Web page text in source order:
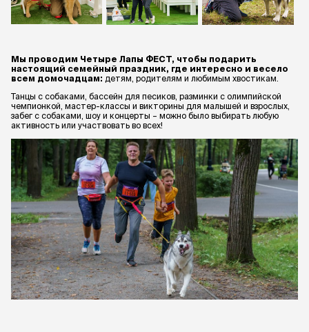
Мы проводим Четыре Лапы ФЕСТ, чтобы подарить
настоящий семейный праздник, где интересно и весело
всем домочадцам: детям, родителям и любимым хвостикам.
Танцы с собаками, бассейн для песиков, разминки с олимпийской
чемпионкой, мастер-классы и викторины для малышей и взрослых,
забег с собаками, шоу и концерты – можно было выбирать любую
активность или участвовать во всех!